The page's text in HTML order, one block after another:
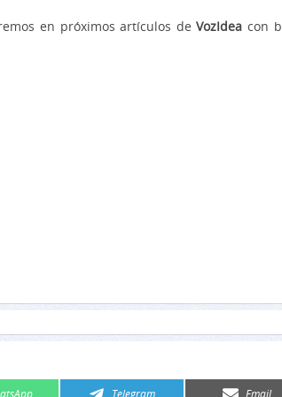
en próximos artículos deVozIdea con
Compartir
Telegram Email